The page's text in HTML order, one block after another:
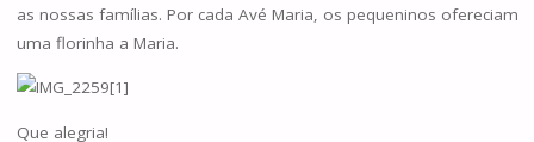
as nossas famílias. Por cada Avé Maria, os pequeninos ofereciam
uma florinha a Maria.
Que alegria!